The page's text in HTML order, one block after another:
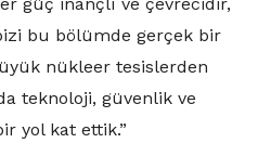
bu bölümde gerçek bir
nükleer tesislerden
teknoloji, güvenlik ve
yol kat ettik.”